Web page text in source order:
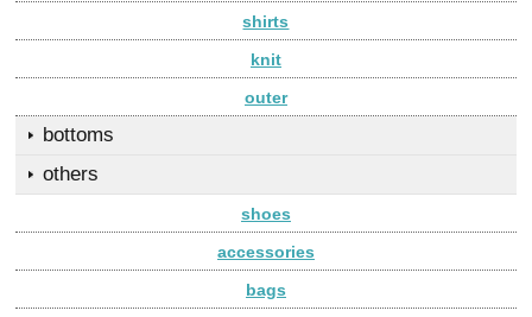
shirts
knit
outer
bottoms
others
shoes
accessories
bags